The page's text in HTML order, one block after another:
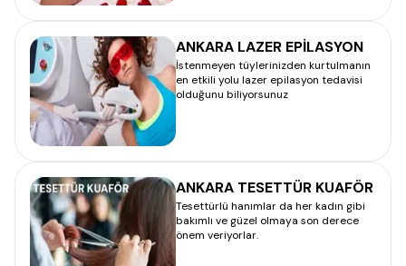
ANKARA LAZER EPİLASYON
İstenmeyen tüylerinizden kurtulmanın
en etkili yolu lazer epilasyon tedavisi
olduğunu biliyorsunuz
ANKARA TESETTÜR KUAFÖR
Tesettürlü hanımlar da her kadın gibi
bakımlı ve güzel olmaya son derece
önem veriyorlar.